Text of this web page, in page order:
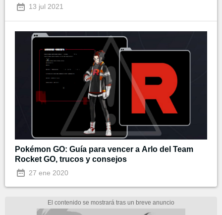
13 jul 2021
Pokémon GO: Guía para vencer a Arlo del Team
Rocket GO, trucos y consejos
27 ene 2020